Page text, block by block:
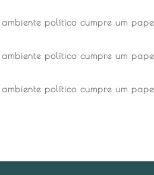
político cumpre um
político cumpre um
político cumpre um